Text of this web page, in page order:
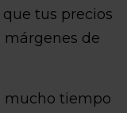
tus precios
márgenes de
mucho tiempo